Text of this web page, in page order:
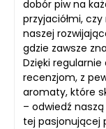
dobór piw na
przyjaciółmi,
naszej
gdzie zawsze
Dzięki
recenzjom, z
aromaty, które
– odwiedź
tej pasjonującej